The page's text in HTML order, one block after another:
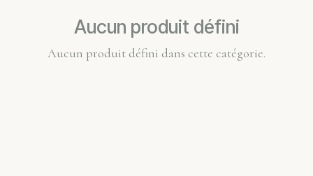
Aucun produit défini
Aucun produit défini dans cette catégorie.